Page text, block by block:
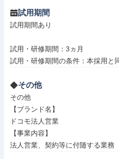
試用期間
試用期間あり
試用・研修期間：3ヵ月
その他
その他
【ブランド名】
ドコモ法人営業
【事業内容】
法人営業、契約等に付随する業務